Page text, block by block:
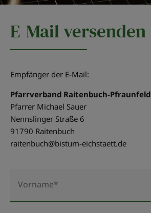
E-Mail versenden
Empfänger der E-Mail:
Pfarrverband Raitenbuch-Pfraunfeld
Pfarrer Michael Sauer
Nennslinger Straße 6
91790 Raitenbuch
raitenbuch@bistum-eichstaett.de
Vorname*